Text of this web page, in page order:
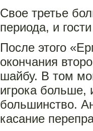
Свое третье
периода, и
После этого
окончания
шайбу. В том
игрока больше,
большинство.
касание